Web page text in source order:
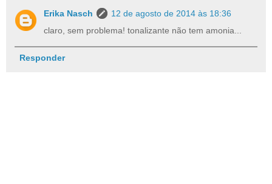
Erika Nasch
12 de agosto de 2014 às 18:36
claro, sem problema! tonalizante não tem amonia...
Responder